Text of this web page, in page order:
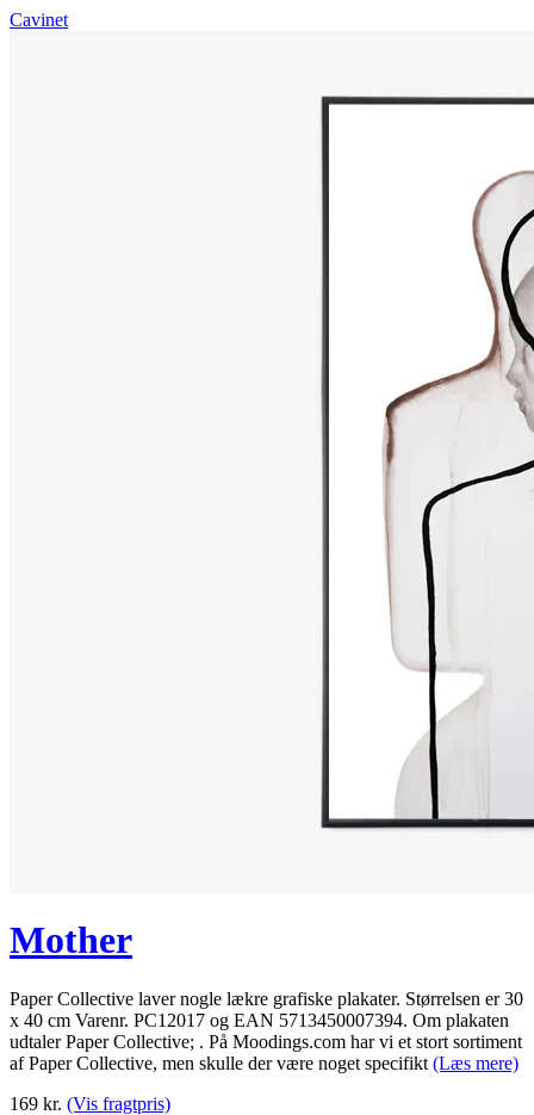
Cavinet
Mother
Paper Collective laver nogle lækre grafiske plakater. Størrelsen er 30
x 40 cm Varenr. PC12017 og EAN 5713450007394. Om plakaten
udtaler Paper Collective; . På Moodings.com har vi et stort sortiment
af Paper Collective, men skulle der være noget specifikt (Læs mere)
169 kr. (Vis fragtpris)